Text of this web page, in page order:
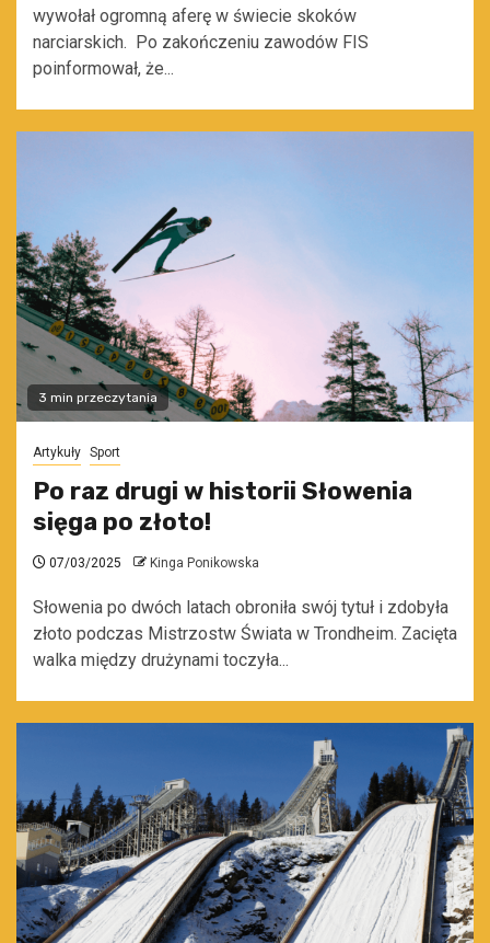
wywołał ogromną aferę w świecie skoków
narciarskich. Po zakończeniu zawodów FIS
poinformował, że...
3 min przeczytania
Artykuły Sport
Po raz drugi w historii Słowenia
sięga po złoto!
07/03/2025 Kinga Ponikowska
Słowenia po dwóch latach obroniła swój tytuł i zdobyła
złoto podczas Mistrzostw Świata w Trondheim. Zacięta
walka między drużynami toczyła...